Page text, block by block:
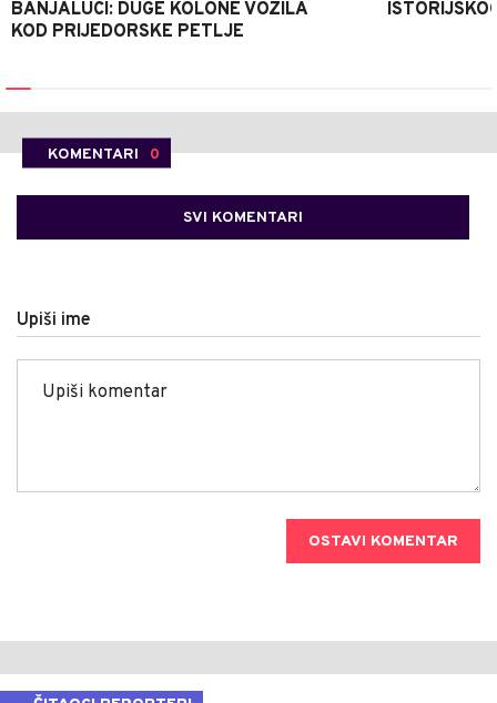
BANJALUCI: DUGE KOLONE VOZILA
KOD PRIJEDORSKE PETLJE
KOMENTARI 0
SVI KOMENTARI
Upiši ime
OSTAVI KOMENTAR